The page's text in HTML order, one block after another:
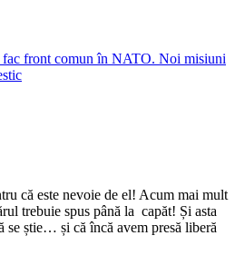
fac front comun în NATO. Noi misiuni
că este nevoie de el! Acum mai mult
trebuie spus până la capăt! Și asta
se știe… și că încă avem presă liberă